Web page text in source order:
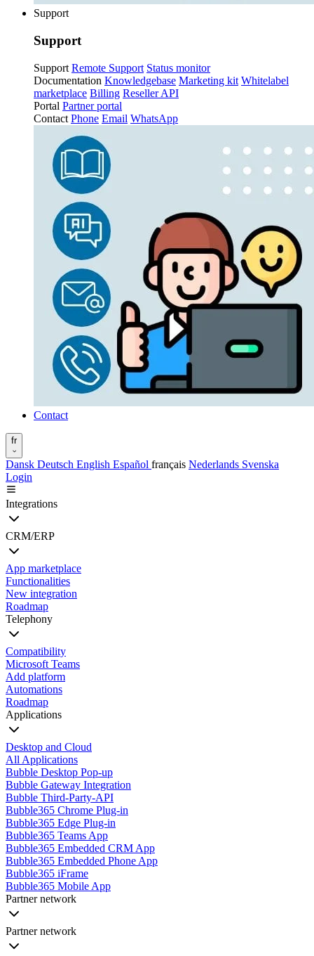
Support
Support
Support Remote Support Status monitor
Documentation Knowledgebase Marketing kit Whitelabel
marketplace Billing Reseller API
Portal Partner portal
Contact Phone Email WhatsApp
Contact
fr
Dansk Deutsch English Español français Nederlands Svenska
Login
Integrations
CRM/ERP
App marketplace
Functionalities
New integration
Roadmap
Telephony
Compatibility
Microsoft Teams
Add platform
Automations
Roadmap
Applications
Desktop and Cloud
All Applications
Bubble Desktop Pop-up
Bubble Gateway Integration
Bubble Third-Party-API
Bubble365 Chrome Plug-in
Bubble365 Edge Plug-in
Bubble365 Teams App
Bubble365 Embedded CRM App
Bubble365 Embedded Phone App
Bubble365 iFrame
Bubble365 Mobile App
Partner network
Partner network